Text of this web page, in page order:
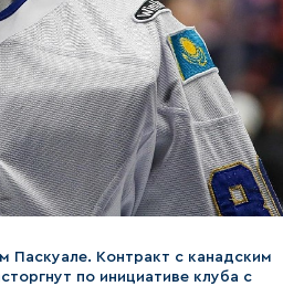
Паскуале. Контракт с канадским
по инициативе клуба с